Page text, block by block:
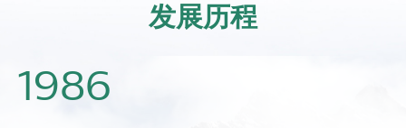
发展历程
1986